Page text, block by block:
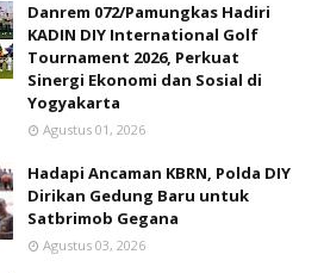
Danrem 072/Pamungkas Hadiri
KADIN DIY International Golf
Tournament 2026, Perkuat
Sinergi Ekonomi dan Sosial di
Yogyakarta
Agustus 01, 2026
Hadapi Ancaman KBRN, Polda DIY
Dirikan Gedung Baru untuk
Satbrimob Gegana
Agustus 03, 2026